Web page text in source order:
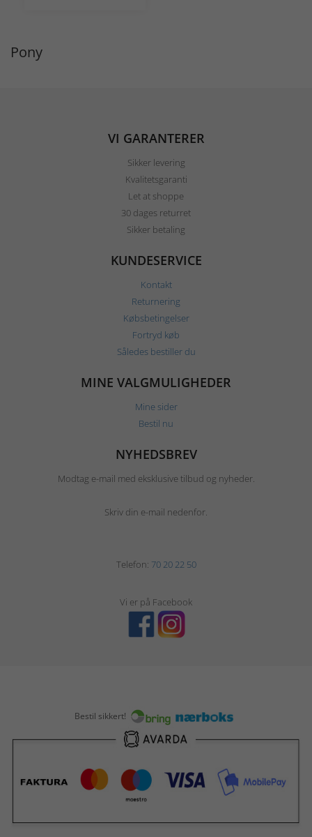
Pony
VI GARANTERER
Sikker levering
Kvalitetsgaranti
Let at shoppe
30 dages returret
Sikker betaling
KUNDESERVICE
Kontakt
Returnering
Købsbetingelser
Fortryd køb
Således bestiller du
MINE VALGMULIGHEDER
Mine sider
Bestil nu
NYHEDSBREV
Modtag e-mail med eksklusive tilbud og nyheder.
Skriv din e-mail nedenfor.
Telefon: 70 20 22 50
Vi er på Facebook
Bestil sikkert!